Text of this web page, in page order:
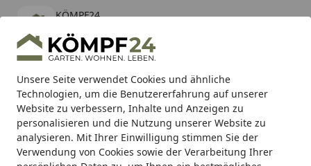
Unsere Seite verwendet Cookies und ähnliche
Technologien, um die Benutzererfahrung auf unserer
Website zu verbessern, Inhalte und Anzeigen zu
personalisieren und die Nutzung unserer Website zu
analysieren. Mit Ihrer Einwilligung stimmen Sie der
Verwendung von Cookies sowie der Verarbeitung Ihrer
KÖMPF24
kostenlos - Im App Store
Hotline
Alle Produkte
Mein Konto
Suchen
Karibu Pools inkl. gratis Sandfilteranlage & Pool-